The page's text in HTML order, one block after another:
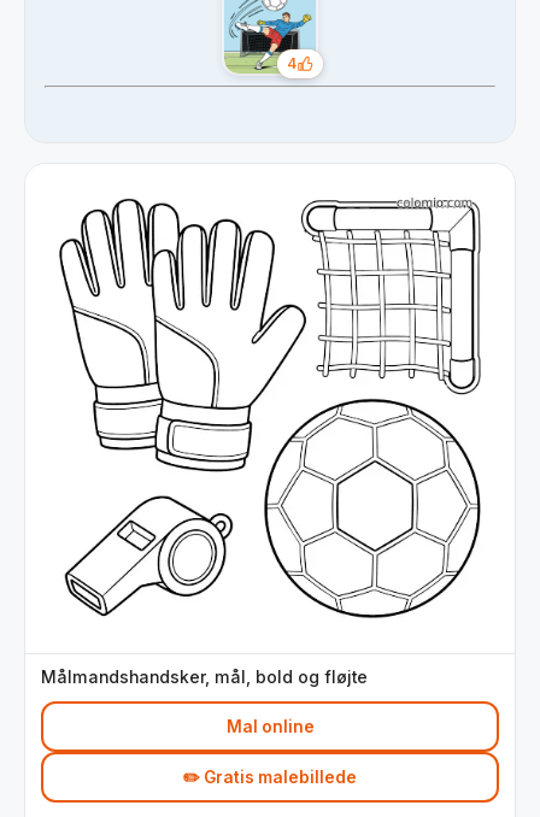
4
Likes
Målmandshandsker, mål, bold og fløjte
Mal online
✏️ Gratis malebillede